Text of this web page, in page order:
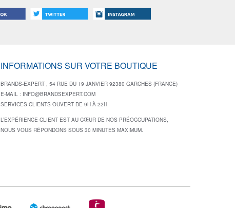
INFORMATIONS SUR VOTRE BOUTIQUE
BRANDS-EXPERT , 54 RUE DU 19 JANVIER 92380 GARCHES (FRANCE)
E-MAIL : INFO@BRANDSEXPERT.COM
SERVICES CLIENTS OUVERT DE 9H À 22H
L’EXPÉRIENCE CLIENT EST AU CŒUR DE NOS PRÉOCCUPATIONS,
NOUS VOUS RÉPONDONS SOUS 30 MINUTES MAXIMUM.